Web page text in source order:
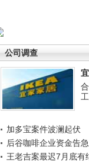
公司调查
加多宝案件波澜起伏
后谷咖啡企业资金告急
王老吉案最迟7月底有